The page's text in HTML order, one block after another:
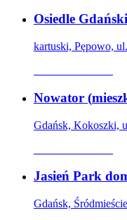
Osiedle
kartuski, Pępowo,
Nowator (
Gdańsk, Kokoszki,
Jasień Park
Gdańsk,